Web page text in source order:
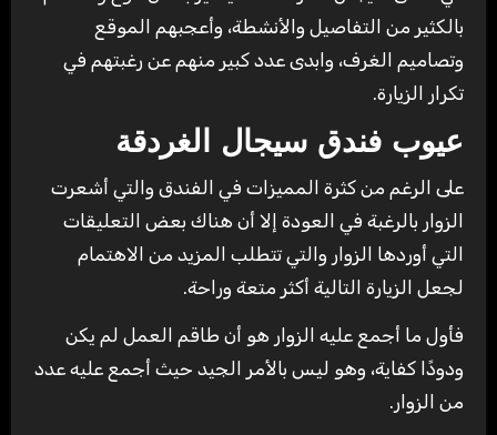
بالكثير من التفاصيل والأنشطة، وأعجبهم الموقع
وتصاميم الغرف، وابدى عدد كبير منهم عن رغبتهم في
تكرار الزيارة.
عيوب فندق سيجال الغردقة
على الرغم من كثرة المميزات في الفندق والتي أشعرت
الزوار بالرغبة في العودة إلا أن هناك بعض التعليقات
التي أوردها الزوار والتي تتطلب المزيد من الاهتمام
لجعل الزيارة التالية أكثر متعة وراحة.
فأول ما أجمع عليه الزوار هو أن طاقم العمل لم يكن
ودودًا كفاية، وهو ليس بالأمر الجيد حيث أجمع عليه عدد
من الزوار.